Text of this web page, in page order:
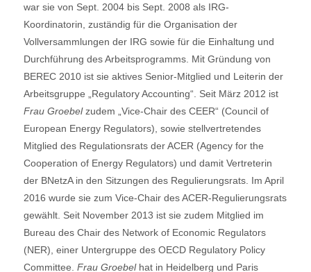
war sie von Sept. 2004 bis Sept. 2008 als IRG-
Koordinatorin, zuständig für die Organisation der
Vollversammlungen der IRG sowie für die Einhaltung und
Durchführung des Arbeitsprogramms. Mit Gründung von
BEREC 2010 ist sie aktives Senior-Mitglied und Leiterin der
Arbeitsgruppe „Regulatory Accounting“. Seit März 2012 ist
Frau Groebelzudem „Vice-Chair des CEER“ (Council of
European Energy Regulators), sowie stellvertretendes
Mitglied des Regulationsrats der ACER (Agency for the
Cooperation of Energy Regulators) und damit Vertreterin
der BNetzA in den Sitzungen des Regulierungsrats. Im April
2016 wurde sie zum Vice-Chair des ACER-Regulierungsrats
gewählt. Seit November 2013 ist sie zudem Mitglied im
Bureau des Chair des Network of Economic Regulators
(NER), einer Untergruppe des OECD Regulatory Policy
Committee. Frau Groebel hat in Heidelberg und Paris